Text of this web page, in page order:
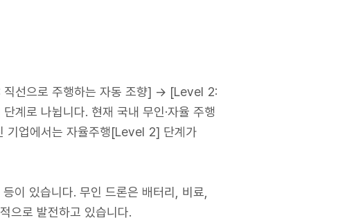
선으로 주행하는 자동 조향] → [Level 2:
로 나뉩니다. 현재 국내 무인·자율 주행
기업에서는 자율주행[Level 2] 단계가
이 있습니다. 무인 드론은 배터리, 비료,
으로 발전하고 있습니다.